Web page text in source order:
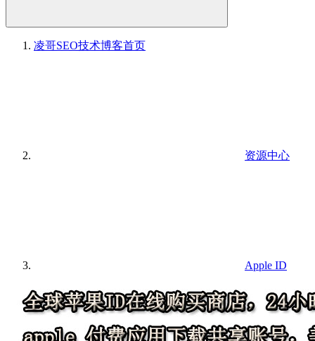
凌哥SEO技术博客首页
资源中心
Apple ID